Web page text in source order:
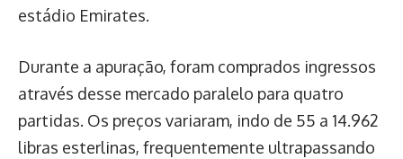
estádio Emirates.
Durante a apuração, foram comprados ingressos
através desse mercado paralelo para quatro
partidas. Os preços variaram, indo de 55 a 14.962
libras esterlinas, frequentemente ultrapassando